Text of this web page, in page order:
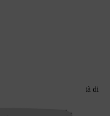
massima stabilità e capacità di